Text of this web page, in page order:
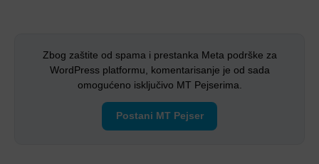
Zbog zaštite od spama i prestanka Meta podrške za
WordPress platformu, komentarisanje je od sada
omogućeno isključivo MT Pejserima.
Postani MT Pejser